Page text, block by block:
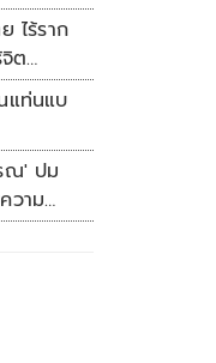
ไร้ราก
จิต
แท่นแบ
ณ' ปม
วาม